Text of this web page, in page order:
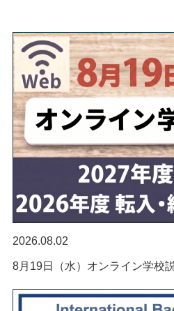
2026.08.02
8月19日（水）オンライン学校